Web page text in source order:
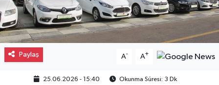
Paylaş A- A+
25.06.2026 - 15:40 Okunma Süresi: 3 Dk